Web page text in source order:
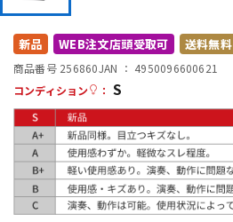
配信/ライブ機器
中古
新品 WEB注文店頭受取可 送料無料
商品番号 256860JAN ： 4950096600621
コンディション
： S